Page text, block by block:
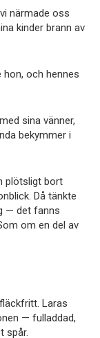
närmade oss
kinder brann av
och hennes
sina vänner,
bekymmer i
plötsligt bort
Då tänkte
— det fanns
om en del av
Laras
— fulladdad,
spår.